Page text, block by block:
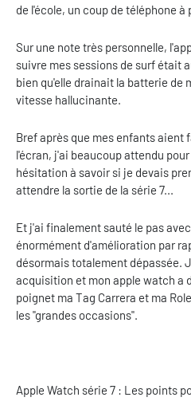
de l'école, un coup de téléphone
Sur une note très personnelle,
suivre mes sessions de surf était
bien qu'elle drainait la batterie de
vitesse hallucinante.
Bref après que mes enfants aient
l'écran, j'ai beaucoup attendu
hésitation à savoir si je devais
attendre la sortie de la série 7...
Et j'ai finalement sauté le pas
énormément d'amélioration par
désormais totalement dépassée.
acquisition et mon apple watch a
poignet ma Tag Carrera et ma
les "grandes occasions".
Apple Watch série 7 : Les points